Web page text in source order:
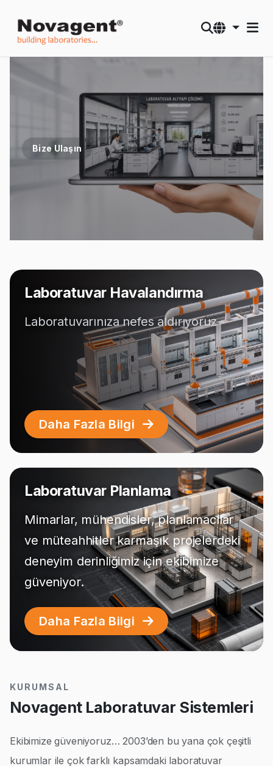
Bize Ulaşın
Laboratuvar Havalandırma
Laboratuvarınıza nefes aldırıyoruz
Daha Fazla Bilgi
Laboratuvar Planlama
Mimarlar, mühendisler, planlamacılar
ve müteahhitler karmaşık projelerdeki
deneyim derinliğimiz için ekibimize
güveniyor.
Daha Fazla Bilgi
KURUMSAL
Novagent Laboratuvar Sistemleri
Ekibimize güveniyoruz… 2003’den bu yana çok çeşitli
kurumlar ile çok farklı kapsamdaki laboratuvar